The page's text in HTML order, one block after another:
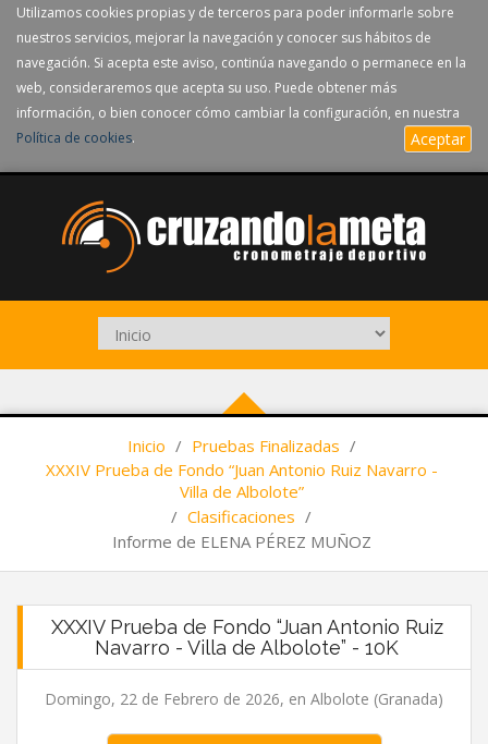
Utilizamos cookies propias y de terceros para poder informarle sobre
nuestros servicios, mejorar la navegación y conocer sus hábitos de
navegación. Si acepta este aviso, continúa navegando o permanece en la
web, consideraremos que acepta su uso. Puede obtener más
información, o bien conocer cómo cambiar la configuración, en nuestra
Política de cookies. Aceptar
Inicio / Pruebas Finalizadas /
XXXIV Prueba de Fondo “Juan Antonio Ruiz Navarro -
Villa de Albolote”
/ Clasificaciones /
Informe de ELENA PÉREZ MUÑOZ
XXXIV Prueba de Fondo “Juan Antonio Ruiz
Navarro - Villa de Albolote” - 10K
Domingo, 22 de Febrero de 2026, en Albolote (Granada)